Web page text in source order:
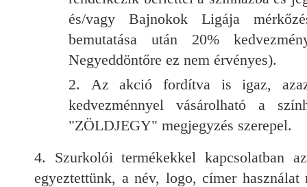
és/vagy Bajnokok Ligája
bemutatása után 20%
Negyeddöntőre ez nem érvényes).
Az akció fordítva is igaz,
kedvezménnyel vásárolható a
"ZÖLDJEGY" megjegyzés szerepel.
Szurkolói termékekkel kapcsolatban
egyeztettünk, a név, logo, címer